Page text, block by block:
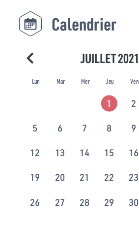
Calendrier
JUILLET 2021
Lun Mar Mer Jeu Ven
1 2
5 6 7 8 9
12 13 14 15 16
19 20 21 22 23
26 27 28 29 30